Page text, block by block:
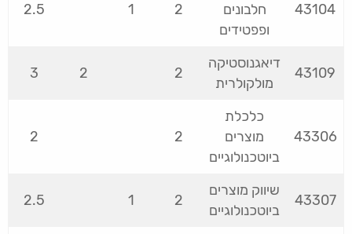
43104
חלבונים
ופפטידים
2
1
2.5
43109
דיאגנוסטיקה
מולקולרית
2
2
3
43306
כלכלת
מוצרים
ביוטכנולוגיים
2
2
43307
שיווק מוצרים
ביוטכנולוגיים
2
1
2.5